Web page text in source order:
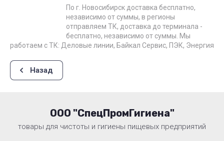
По г. Новосибирск доставка бесплатно,
независимо от суммы, в регионы
отправляем ТК, доставка до терминала -
бесплатно, независимо от суммы. Мы
работаем с ТК: Деловые линии, Байкал Сервис, ПЭК, Энергия
Назад
ООО "СпецПромГигиена"
товары для чистоты и гигиены пищевых предприятий